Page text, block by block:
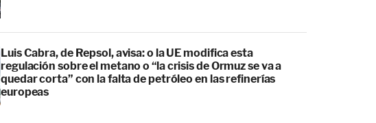
Luis Cabra, de Repsol, avisa: o la UE modifica esta
regulación sobre el metano o “la crisis de Ormuz se va a
quedar corta” con la falta de petróleo en las refinerías
europeas